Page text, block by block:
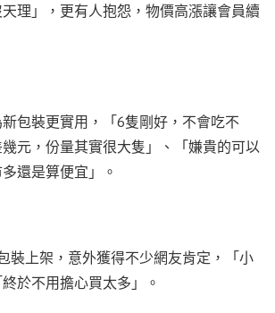
理」，更有人抱怨，物價高漲讓會員續
包裝更實用，「6隻剛好，不會吃不
元，份量其實很大隻」、「嫌貴的可以
還是算便宜」。
裝上架，意外獲得不少網友肯定，「小
於不用擔心買太多」。